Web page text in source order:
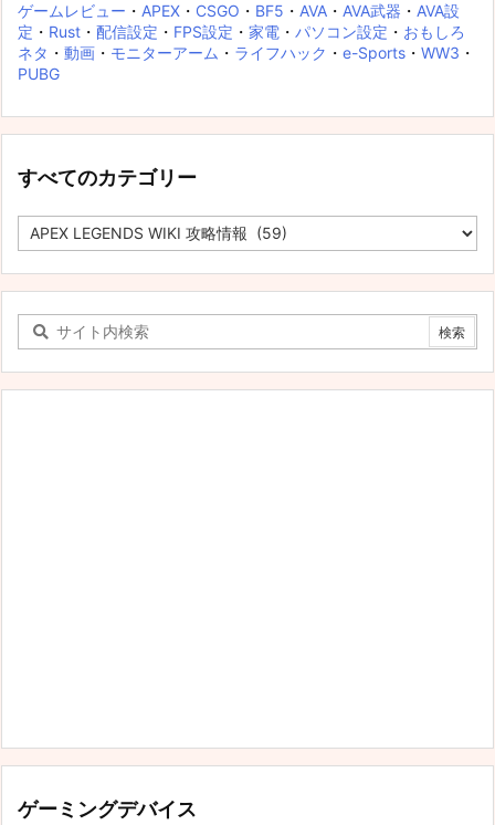
ゲームレビュー ・ APEX ・ CSGO ・ BF5 ・ AVA ・ AVA武器 ・ AVA設
定 ・ Rust ・ 配信設定 ・ FPS設定 ・ 家電 ・ パソコン設定 ・ おもしろ
ネタ ・ 動画 ・ モニターアーム ・ ライフハック ・ e-Sports ・ WW3 ・
PUBG
すべてのカテゴリー
べ
の
カ
ゴ
リ
ー
ゲーミングデバイス